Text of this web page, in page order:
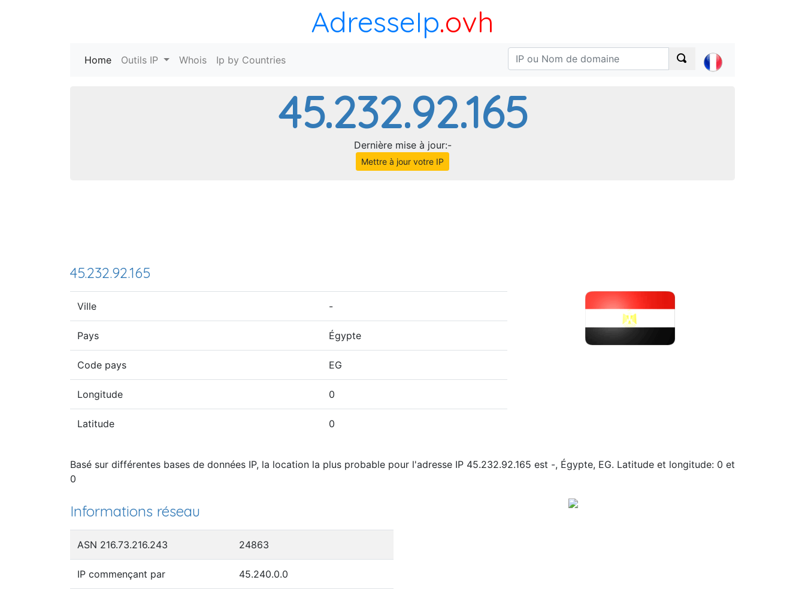
AdresseIp.ovh
Home (current)
Outils IP Whois Ip by Countries
45.232.92.165
Dernière mise à jour:-
Mettre à jour votre IP
45.232.92.165
Ville -
Pays Égypte
Code pays EG
Longitude 0
Latitude 0
Basé sur différentes bases de données IP, la location la plus probable pour l'adresse IP 45.232.92.165 est -, Égypte, EG. Latitude et longitude: 0 et
0
Informations réseau
ASN 216.73.216.243 24863
IP commençant par 45.240.0.0